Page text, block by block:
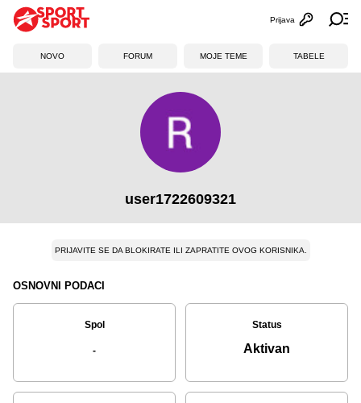
Otvori
Prijava
NOVO FORUM MOJE TEME TABELE
user1722609321
PRIJAVITE SE DA BLOKIRATE ILI ZAPRATITE OVOG KORISNIKA.
OSNOVNI PODACI
Spol
-
Status
Aktivan